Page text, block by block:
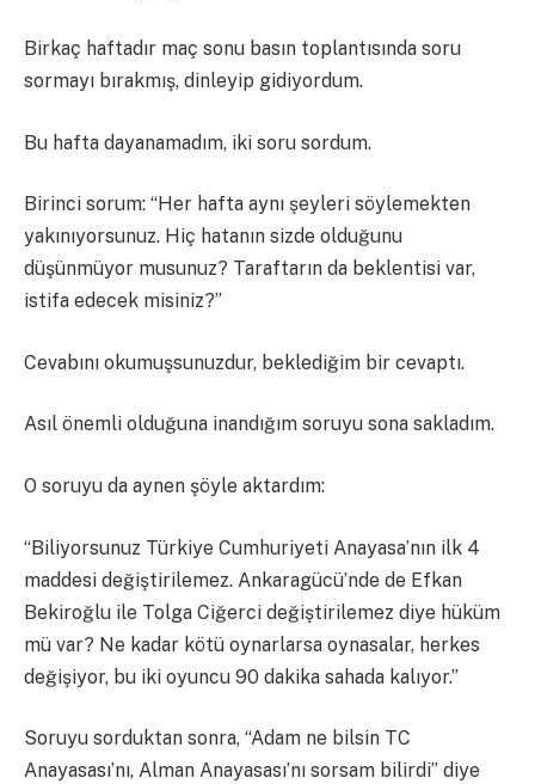
Birkaç haftadır maç sonu basın toplantısında soru
sormayı bırakmış, dinleyip gidiyordum.
Bu hafta dayanamadım, iki soru sordum.
Birinci sorum: “Her hafta aynı şeyleri söylemekten
yakınıyorsunuz. Hiç hatanın sizde olduğunu
düşünmüyor musunuz? Taraftarın da beklentisi var,
istifa edecek misiniz?”
Cevabını okumuşsunuzdur, beklediğim bir cevaptı.
Asıl önemli olduğuna inandığım soruyu sona sakladım.
O soruyu da aynen şöyle aktardım:
“Biliyorsunuz Türkiye Cumhuriyeti Anayasa’nın ilk 4
maddesi değiştirilemez. Ankaragücü’nde de Efkan
Bekiroğlu ile Tolga Ciğerci değiştirilemez diye hüküm
mü var? Ne kadar kötü oynarlarsa oynasalar, herkes
değişiyor, bu iki oyuncu 90 dakika sahada kalıyor.”
Soruyu sorduktan sonra, “Adam ne bilsin TC
Anayasası’nı, Alman Anayasası’nı sorsam bilirdi” diye